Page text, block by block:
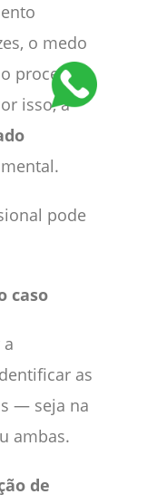
o medo
processo
isso, a
pode
caso
as
— seja na
ambas.
de